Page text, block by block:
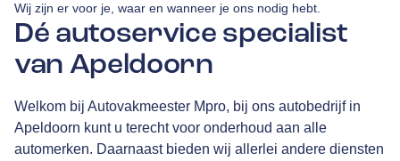
Dé autoservice specialist
van Apeldoorn
Wij zijn er voor je, waar en wanneer je ons nodig hebt.
Welkom bij Autovakmeester Mpro, bij ons autobedrijf in
Apeldoorn kunt u terecht voor onderhoud aan alle
automerken. Daarnaast bieden wij allerlei andere diensten